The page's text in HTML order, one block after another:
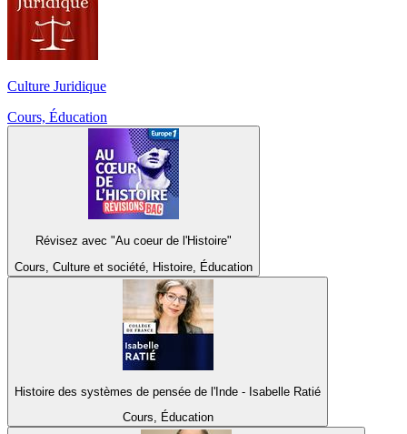
Culture Juridique
Cours, Éducation
Révisez avec "Au coeur de l'Histoire"
Cours, Culture et société, Histoire, Éducation
Histoire des systèmes de pensée de l'Inde - Isabelle Ratié
Cours, Éducation